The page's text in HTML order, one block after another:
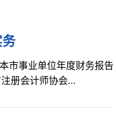
事业单位年度财务报告
册会计师协会…